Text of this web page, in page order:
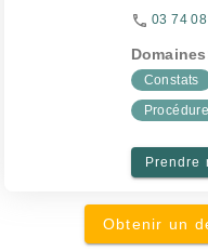
03 74
Constats
Prendre
Obtenir un